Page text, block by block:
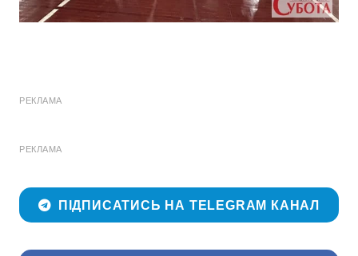
РЕКЛАМА
РЕКЛАМА
ПІДПИСАТИСЬ НА TELEGRAM КАНАЛ